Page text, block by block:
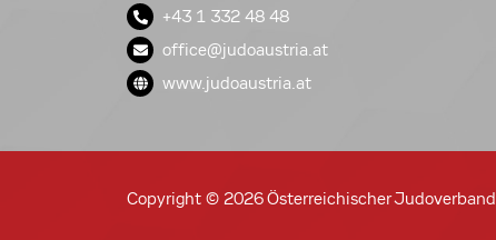
+43 1 332 48 48
office@judoaustria.at
www.judoaustria.at
Copyright © 2026 Österreichischer Judoverband